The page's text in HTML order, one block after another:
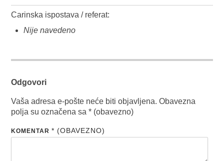
Carinska ispostava / referat:
Nije navedeno
Odgovori
Vaša adresa e-pošte neće biti objavljena. Obavezna
polja su označena sa* (obavezno)
KOMENTAR* (OBAVEZNO)